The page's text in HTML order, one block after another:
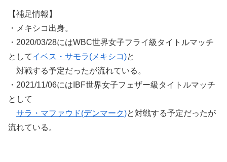
【補足情報】
・メキシコ出身。
・2020/03/28にはWBC世界女子フライ級タイトルマッチ
としてイベス・サモラ(メキシコ)と
対戦する予定だったが流れている。
・2021/11/06にはIBF世界女子フェザー級タイトルマッチ
として
サラ・マファウド(デンマーク)と対戦する予定だったが
流れている。